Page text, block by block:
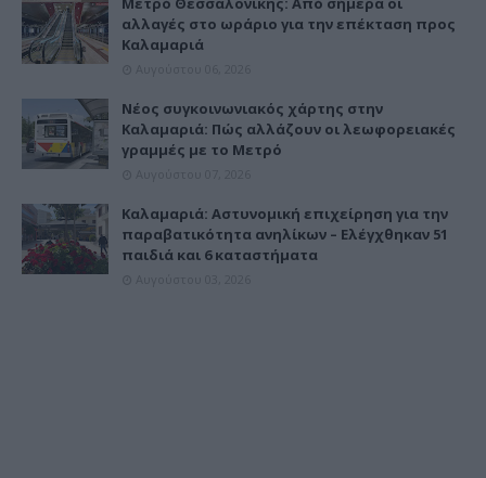
αλλαγές στο ωράριο για την επέκταση προς
Καλαμαριά
Νέος συγκοινωνιακός χάρτης στην
Καλαμαριά: Πώς αλλάζουν οι λεωφορειακές
γραμμές με το Μετρό
Καλαμαριά: Αστυνομική επιχείρηση για την
παραβατικότητα ανηλίκων – Ελέγχθηκαν 51
παιδιά και 6 καταστήματα